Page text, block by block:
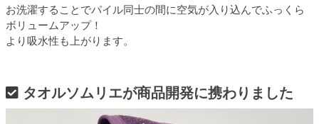
お洗濯することでパイル同士の間に空気が入り込んでふっくら
ボリュームアップ！
より吸水性も上がります。
タオルソムリエが商品開発に携わりました